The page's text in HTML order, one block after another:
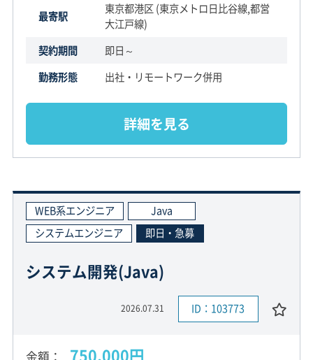
最寄駅
東京都港区 (東京メトロ日比谷線,都営
大江戸線)
契約期間
即日～
勤務形態
出社・リモートワーク併用
詳細を見る
WEB系エンジニア
Java
システムエンジニア
即日・急募
システム開発(Java)
2026.07.31 ID：103773
金額 750,000円